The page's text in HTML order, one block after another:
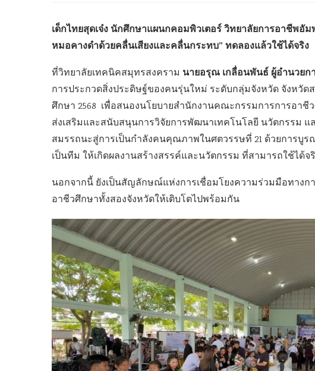
เด็กไทยสุดเจ๋ง นักศึกษาแผนกคอมพิวเตอร์ วิทยาลัยการอาชีพอั
หมอคางดำด้วยคลื่นเสียงและคลื่นกระทบ” ทดลองแล้วใช้ได้จริง
ที่วิทยาลัยเทคนิคสมุทรสงคราม นายอรุณ เกลื่อนพันธ์ ผู้อำนวย
การประกวดสิ่งประดิษฐ์ของคนรุ่นใหม่ ระดับกลุ่มจังหวัด จังหวั
ศึกษา 2568 เพื่อสนองนโยบายสำนักงานคณะกรรมการการอา
ส่งเสริมและสนับสนุนการวิจัยการพัฒนาเทคโนโลยี นวัตกรรม แ
สมรรถนะสู่การเป็นกำลังคนคุณภาพในศตวรรษที่ 21 ด้วยการบู
เป็นทีม ให้เกิดผลงานสร้างสรรค์และนวัตกรรม ที่สามารถใช้ได้จ
นอกจากนี้ ยังเป็นสัญลักษณ์แห่งการเชื่อมโยงความร่วมมือทาง
อาชีวศึกษาทั้งสองจังหวัดให้เติบโตไปพร้อมกัน